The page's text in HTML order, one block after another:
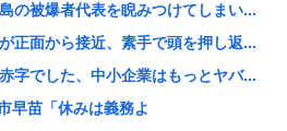
！直近6試合で打率.533と好...
デカ言葉の正体、ガチでこれだ...
ラスト、あまりにも思想が強すぎ...
るのは極左暴力集団など」 沖縄...
の被爆者代表を睨みつけてしまい...
正面から接近、素手で頭を押し返...
字でした、中小企業はもっとヤバ...
早苗「休みは義務よ